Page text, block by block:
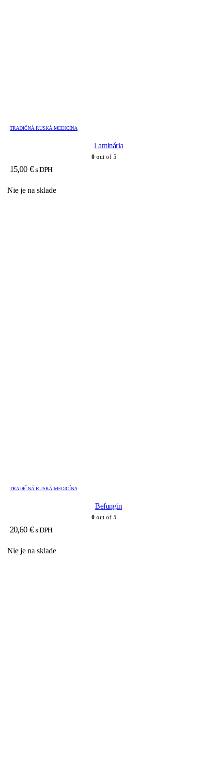
TRADIČNÁ RUSKÁ MEDICÍNA
Laminária
0 out of 5
15,00 € s DPH
Nie je na sklade
TRADIČNÁ RUSKÁ MEDICÍNA
Befungin
0 out of 5
20,60 € s DPH
Nie je na sklade